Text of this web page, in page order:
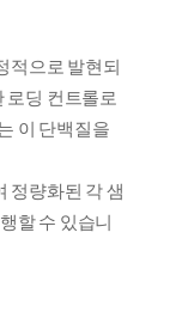
적으로 발현되
딩 컨트롤로
이 단백질을
정량화된 각 샘
할 수 있습니